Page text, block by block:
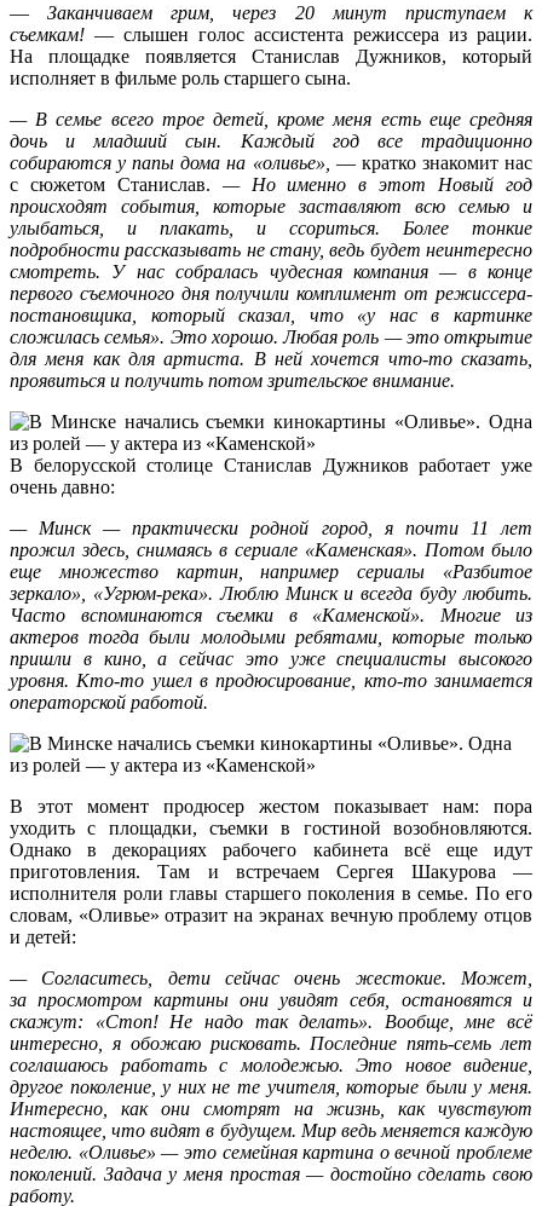
—Заканчиваем грим, через 20 минут приступаем к
съемкам! — слышен голос ассистента режиссера из рации.
На площадке появляется Станислав Дужников, который
исполняет в фильме роль старшего сына.
— В семье всего трое детей, кроме меня есть еще средняя
дочь и младший сын. Каждый год все традиционно
собираются у папы дома на «оливье», — кратко знакомит нас
с сюжетом Станислав. — Но именно в этот Новый год
происходят события, которые заставляют всю семью и
улыбаться, и плакать, и ссориться. Более тонкие
подробности рассказывать не стану, ведь будет неинтересно
смотреть. У нас собралась чудесная компания — в конце
первого съемочного дня получили комплимент от режиссера-
постановщика, который сказал, что «у нас в картинке
сложилась семья». Это хорошо. Любая роль — это открытие
для меня как для артиста. В ней хочется что-то сказать,
проявиться и получить потом зрительское внимание.
В белорусской столице Станислав Дужников работает уже
очень давно:
—
Минск — практически родной город, я почти 11 лет
прожил здесь, снимаясь в сериале «Каменская». Потом было
еще множество картин, например сериалы «Разбитое
зеркало», «Угрюм-река». Люблю Минск и всегда буду любить.
Часто вспоминаются съемки в «Каменской». Многие из
актеров тогда были молодыми ребятами, которые только
пришли в кино, а сейчас это уже специалисты высокого
уровня. Кто-то ушел в продюсирование, кто-то занимается
операторской работой.
В этот момент продюсер жестом показывает нам: пора
уходить с площадки, съемки в гостиной возобновляются.
Однако в декорациях рабочего кабинета всё еще идут
приготовления. Там и встречаем Сергея Шакурова —
исполнителя роли главы старшего поколения в семье. По его
словам, «Оливье» отразит на экранах вечную проблему отцов
и детей:
— Согласитесь, дети сейчас очень жестокие. Может,
за просмотром картины они увидят себя, остановятся и
скажут: «Стоп! Не надо так делать». Вообще, мне всё
интересно, я обожаю рисковать. Последние пять-семь лет
соглашаюсь работать с молодежью. Это новое видение,
другое поколение, у них не те учителя, которые были у меня.
Интересно, как они смотрят на жизнь, как чувствуют
настоящее, что видят в будущем. Мир ведь меняется каждую
неделю. «Оливье» — это семейная картина о вечной проблеме
поколений. Задача у меня простая — достойно сделать свою
работу.